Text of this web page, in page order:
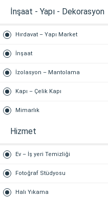
İnşaat - Yapı - Dekorasyon
Hırdavat – Yapı Market
İnşaat
İzolasyon – Mantolama
Kapı – Çelik Kapı
Mimarlık
Hizmet
Ev – İş yeri Temizliği
Fotoğraf Stüdyosu
Halı Yıkama